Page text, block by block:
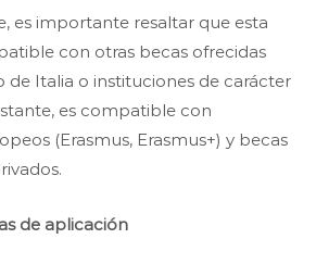
es importante resaltar que esta
con otras becas ofrecidas
de Italia o instituciones de carácter
es compatible con
(Erasmus, Erasmus+) y becas
de aplicación